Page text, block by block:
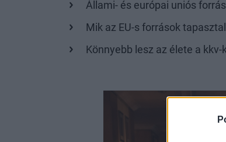
Állami- és európai uniós
Mik az EU-s források
Könnyebb lesz az élete a